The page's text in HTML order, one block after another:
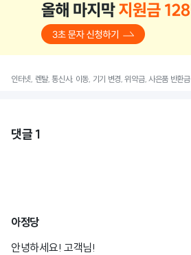
인터넷, 렌탈, 통신사, 이동, 기기 변경, 위약금, 사은품 반환금
댓글 1
아정당
안녕하세요! 고객님!